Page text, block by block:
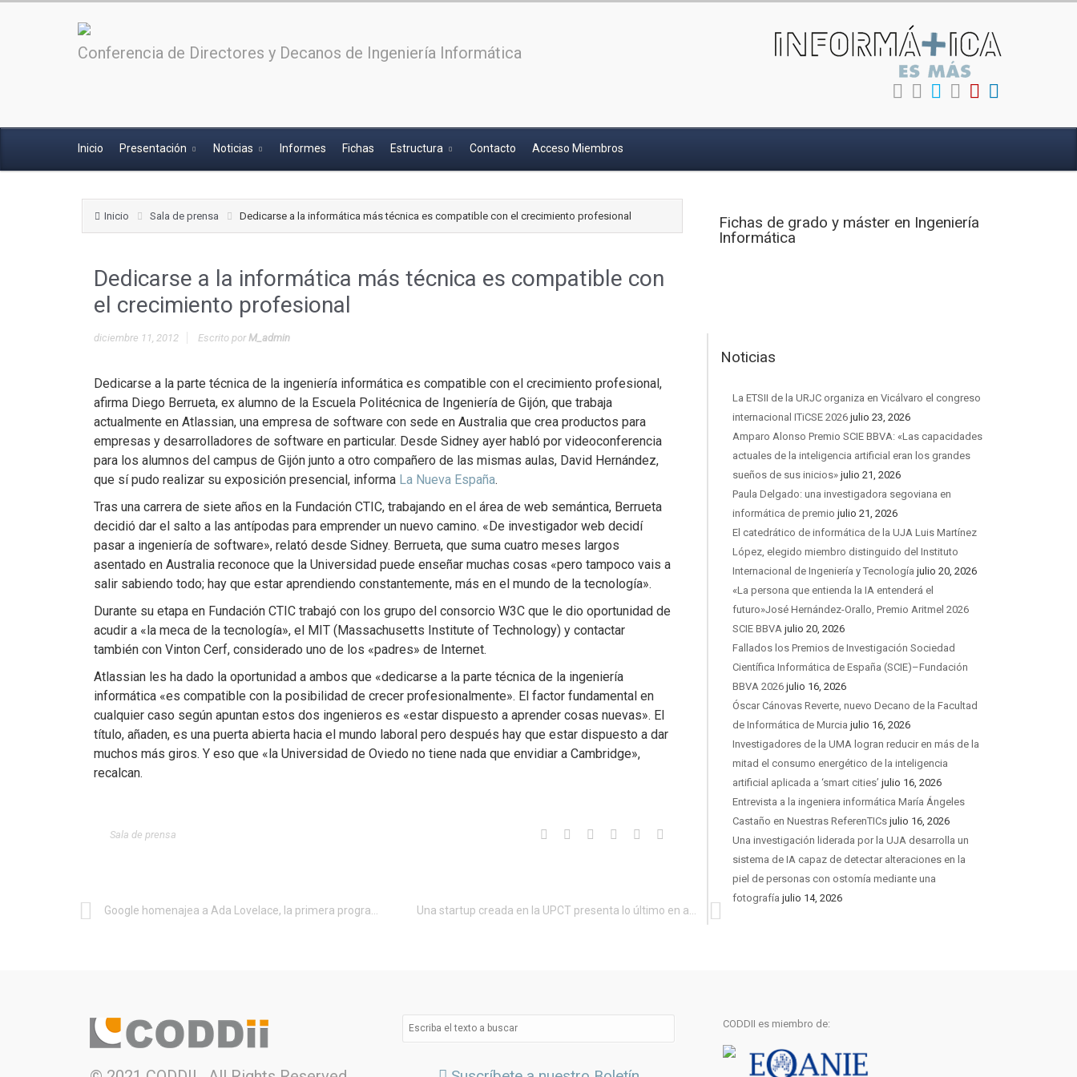
Conferencia de Directores y Decanos de Ingeniería Informática
Inicio Presentación Noticias Informes Fichas Estructura Contacto Acceso Miembros
Inicio Sala de prensa Dedicarse a la informática más técnica es compatible con el crecimiento profesional
Dedicarse a la informática más técnica es compatible con
el crecimiento profesional
diciembre 11, 2012 Escrito por M_admin
Dedicarse a la parte técnica de la ingeniería informática es compatible con el crecimiento profesional,
afirma Diego Berrueta, ex alumno de la Escuela Politécnica de Ingeniería de Gijón, que trabaja
actualmente en Atlassian, una empresa de software con sede en Australia que crea productos para
empresas y desarrolladores de software en particular. Desde Sidney ayer habló por videoconferencia
para los alumnos del campus de Gijón junto a otro compañero de las mismas aulas, David Hernández,
que sí pudo realizar su exposición presencial, informa La Nueva España.
Tras una carrera de siete años en la Fundación CTIC, trabajando en el área de web semántica, Berrueta
decidió dar el salto a las antípodas para emprender un nuevo camino. «De investigador web decidí
pasar a ingeniería de software», relató desde Sidney. Berrueta, que suma cuatro meses largos
asentado en Australia reconoce que la Universidad puede enseñar muchas cosas «pero tampoco vais a
salir sabiendo todo; hay que estar aprendiendo constantemente, más en el mundo de la tecnología».
Durante su etapa en Fundación CTIC trabajó con los grupo del consorcio W3C que le dio oportunidad de
acudir a «la meca de la tecnología», el MIT (Massachusetts Institute of Technology) y contactar
también con Vinton Cerf, considerado uno de los «padres» de Internet.
Atlassian les ha dado la oportunidad a ambos que «dedicarse a la parte técnica de la ingeniería
informática «es compatible con la posibilidad de crecer profesionalmente». El factor fundamental en
cualquier caso según apuntan estos dos ingenieros es «estar dispuesto a aprender cosas nuevas». El
título, añaden, es una puerta abierta hacia el mundo laboral pero después hay que estar dispuesto a dar
muchos más giros. Y eso que «la Universidad de Oviedo no tiene nada que envidiar a Cambridge»,
recalcan.
Sala de prensa
Fichas de grado y máster en Ingeniería
Informática
Noticias
La ETSII de la URJC organiza en Vicálvaro el congreso
internacional ITiCSE 2026 julio 23, 2026
Amparo Alonso Premio SCIE BBVA: «Las capacidades
actuales de la inteligencia artificial eran los grandes
sueños de sus inicios» julio 21, 2026
Paula Delgado: una investigadora segoviana en
informática de premio julio 21, 2026
El catedrático de informática de la UJA Luis Martínez
López, elegido miembro distinguido del Instituto
Internacional de Ingeniería y Tecnología julio 20, 2026
«La persona que entienda la IA entenderá el
futuro»José Hernández-Orallo, Premio Aritmel 2026
SCIE BBVA julio 20, 2026
Fallados los Premios de Investigación Sociedad
Científica Informática de España (SCIE)–Fundación
BBVA 2026 julio 16, 2026
Óscar Cánovas Reverte, nuevo Decano de la Facultad
de Informática de Murcia julio 16, 2026
Investigadores de la UMA logran reducir en más de la
mitad el consumo energético de la inteligencia
artificial aplicada a ‘smart cities’ julio 16, 2026
Entrevista a la ingeniera informática María Ángeles
Castaño en Nuestras ReferenTICs julio 16, 2026
Una investigación liderada por la UJA desarrolla un
sistema de IA capaz de detectar alteraciones en la
piel de personas con ostomía mediante una
fotografía julio 14, 2026
CODDII es miembro de: